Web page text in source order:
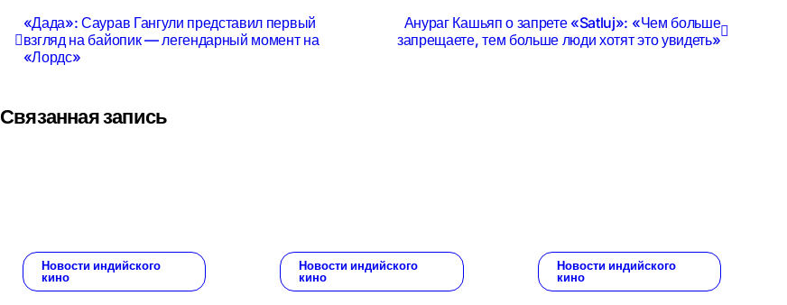
Навигация
по
«Дада»: Саурав Гангули представил первый
взгляд на байопик — легендарный момент на
«Лордс»
Анураг Кашьяп о запрете «Satluj»: «Чем больше
запрещаете, тем больше люди хотят это увидеть»
Связанная запись
Новости индийского
кино
Новости индийского
кино
Новости индийского
кино